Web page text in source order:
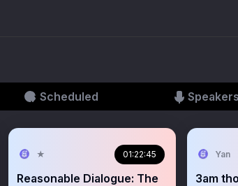
Scheduled Speakers
★ 01:22:45
Reasonable Dialogue: The
Yan
3am